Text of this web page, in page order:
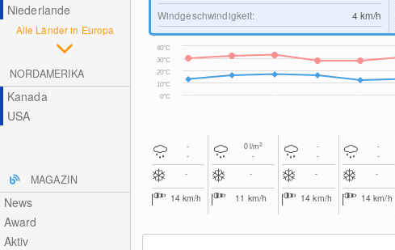
Niederlande
Alle Länder in Europa
NORDAMERIKA
Kanada
USA
MAGAZIN
News
Award
Aktiv
Windgeschwindigkeit:
4 km/h
0°C
10°C
20°C
30°C
40°C
-
-
-
14km/h
0l/m2
-
-
11 km/h
-
-
-
14km/h
-
-
-
14km/h